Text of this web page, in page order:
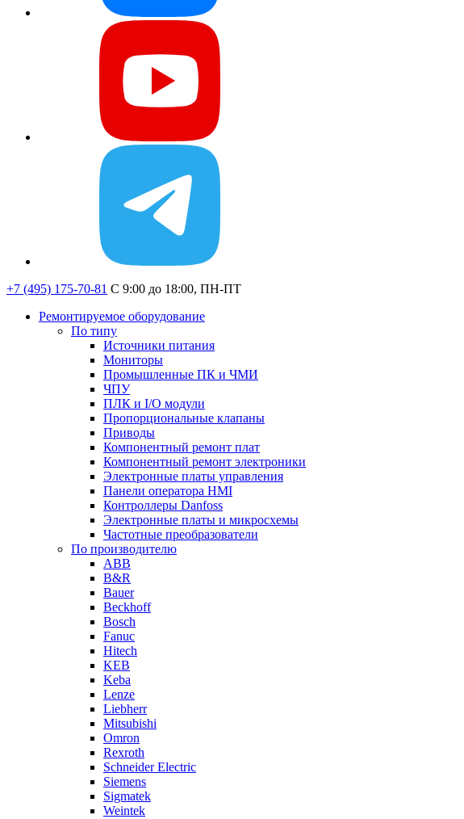
+7 (495) 175-70-81 C 9:00 до 18:00, ПН-ПТ
Ремонтируемое оборудование
По типу
Источники питания
Мониторы
Промышленные ПК и ЧМИ
ЧПУ
ПЛК и I/O модули
Пропорциональные клапаны
Приводы
Компонентный ремонт плат
Компонентный ремонт электроники
Электронные платы управления
Панели оператора HMI
Контроллеры Danfoss
Электронные платы и микросхемы
Частотные преобразователи
По производителю
ABB
B&R
Bauer
Beckhoff
Bosch
Fanuc
Hitech
KEB
Keba
Lenze
Liebherr
Mitsubishi
Omron
Rexroth
Schneider Electric
Siemens
Sigmatek
Weintek